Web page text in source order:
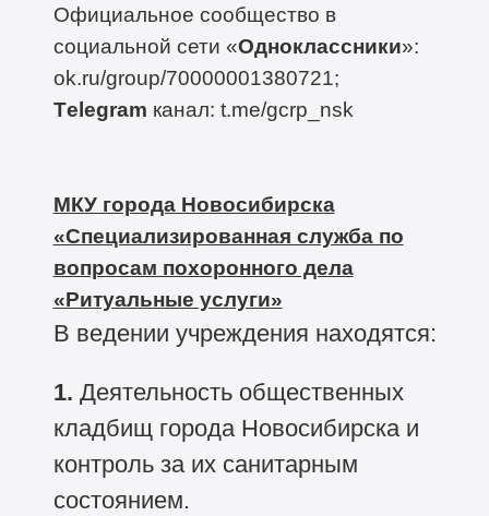
Официальное сообщество в
социальной сети «Одноклассники»:
ok.ru/group/70000001380721;
Тelegram канал: t.me/gcrp_nsk
МКУ города Новосибирска
«Специализированная служба по
вопросам похоронного дела
«Ритуальные услуги»
В ведении учреждения находятся:
1. Деятельность общественных
кладбищ города Новосибирска и
контроль за их санитарным
состоянием.